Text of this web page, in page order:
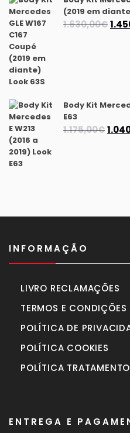
(2019 em
1.630,00€O
Body Kit
E63
1.175,00€O
INFORMAÇÃO
LIVRO RECLAMAÇÕES
TERMOS E CONDIÇÕES
POLÍTICA DE
POLÍTICA COOKIES
POLÍTICA
ENTREGA E